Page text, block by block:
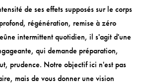
de ses effets supposés sur le corps
régénération, remise à zéro
intermittent quotidien, il s'agit d'une
qui demande préparation,
prudence. Notre objectif ici n'est pas
mais de vous donner une vision